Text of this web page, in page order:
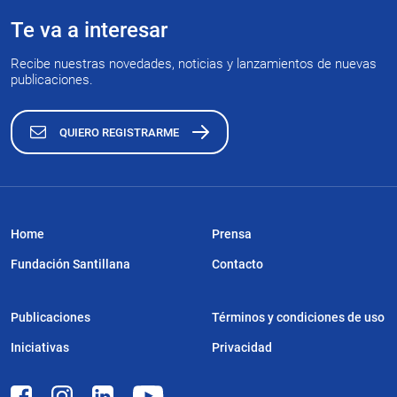
Te va a interesar
Recibe nuestras novedades, noticias y lanzamientos de nuevas
publicaciones.
QUIERO REGISTRARME
Home
Fundación Santillana
Publicaciones
Iniciativas
Prensa
Contacto
Términos y condiciones de uso
Privacidad